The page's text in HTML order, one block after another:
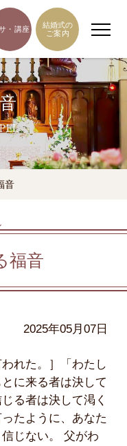
・講座
結婚式の
ご案内
音
福音
2025年05月07日
れた。］「わたし
に来る者は決して
る者は決して渇く
たように、あなた
じない。 父がわ